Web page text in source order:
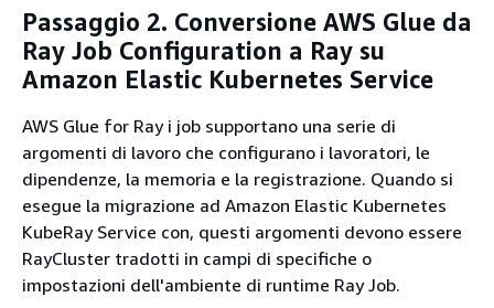
Passaggio 2. Conversione AWS Glue da
Ray Job Configuration a Ray su
Amazon Elastic Kubernetes Service
AWS Glue for Ray i job supportano una serie di
argomenti di lavoro che configurano i lavoratori, le
dipendenze, la memoria e la registrazione. Quando si
esegue la migrazione ad Amazon Elastic Kubernetes
KubeRay Service con, questi argomenti devono essere
RayCluster tradotti in campi di specifiche o
impostazioni dell'ambiente di runtime Ray Job.